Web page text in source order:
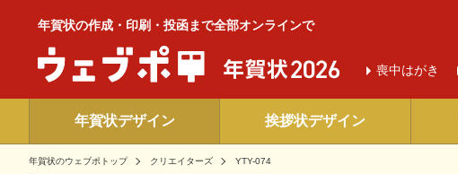
年賀状の作成・印刷・投函まで全部オンラインで
喪中はがき
年賀状デザイン 挨拶状デザイン
年賀状のウェブポトップ クリエイターズ YTY-074